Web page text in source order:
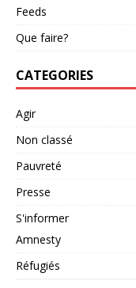
Feeds
Que faire?
CATEGORIES
Agir
Non classé
Pauvreté
Presse
S'informer
Amnesty
Réfugiés